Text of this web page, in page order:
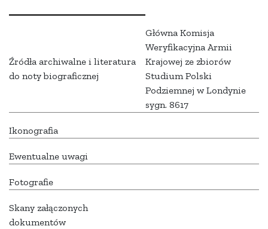
Źródła archiwalne i literatura
do noty biograficznej
Główna Komisja
Weryfikacyjna Armii
Krajowej ze zbiorów
Studium Polski
Podziemnej w Londynie
sygn. 8617
Ikonografia
Ewentualne uwagi
Fotografie
Skany załączonych
dokumentów